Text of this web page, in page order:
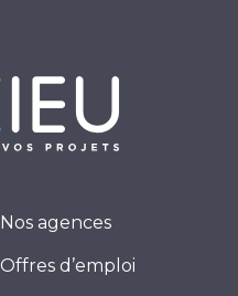
Nos agences
Offres d’emploi